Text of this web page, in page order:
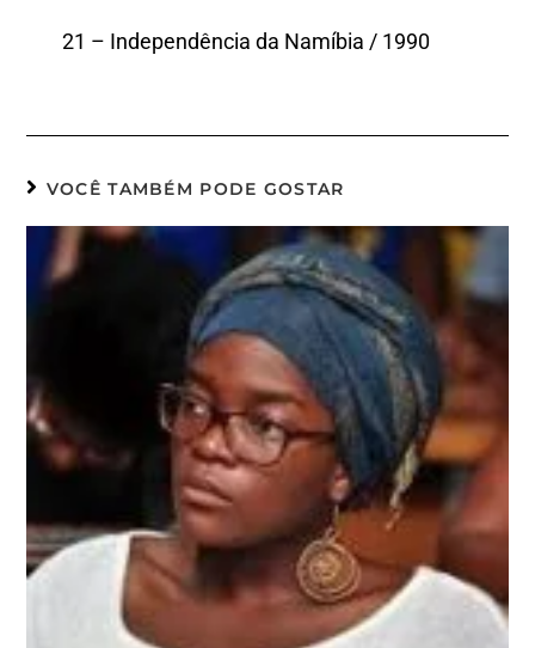
21 – Independência da Namíbia / 1990
VOCÊ TAMBÉM PODE GOSTAR